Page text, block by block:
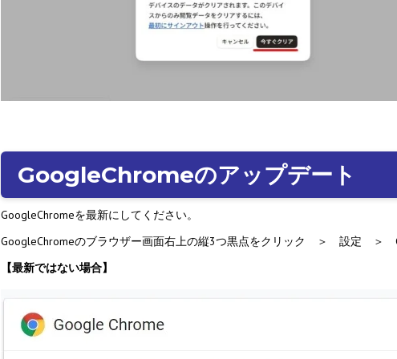
GoogleChromeのアップデート
GoogleChromeを最新にしてください。
GoogleChromeのブラウザー画面右上の縦3つ黒点をクリック ＞ 設定 ＞
【最新ではない場合】